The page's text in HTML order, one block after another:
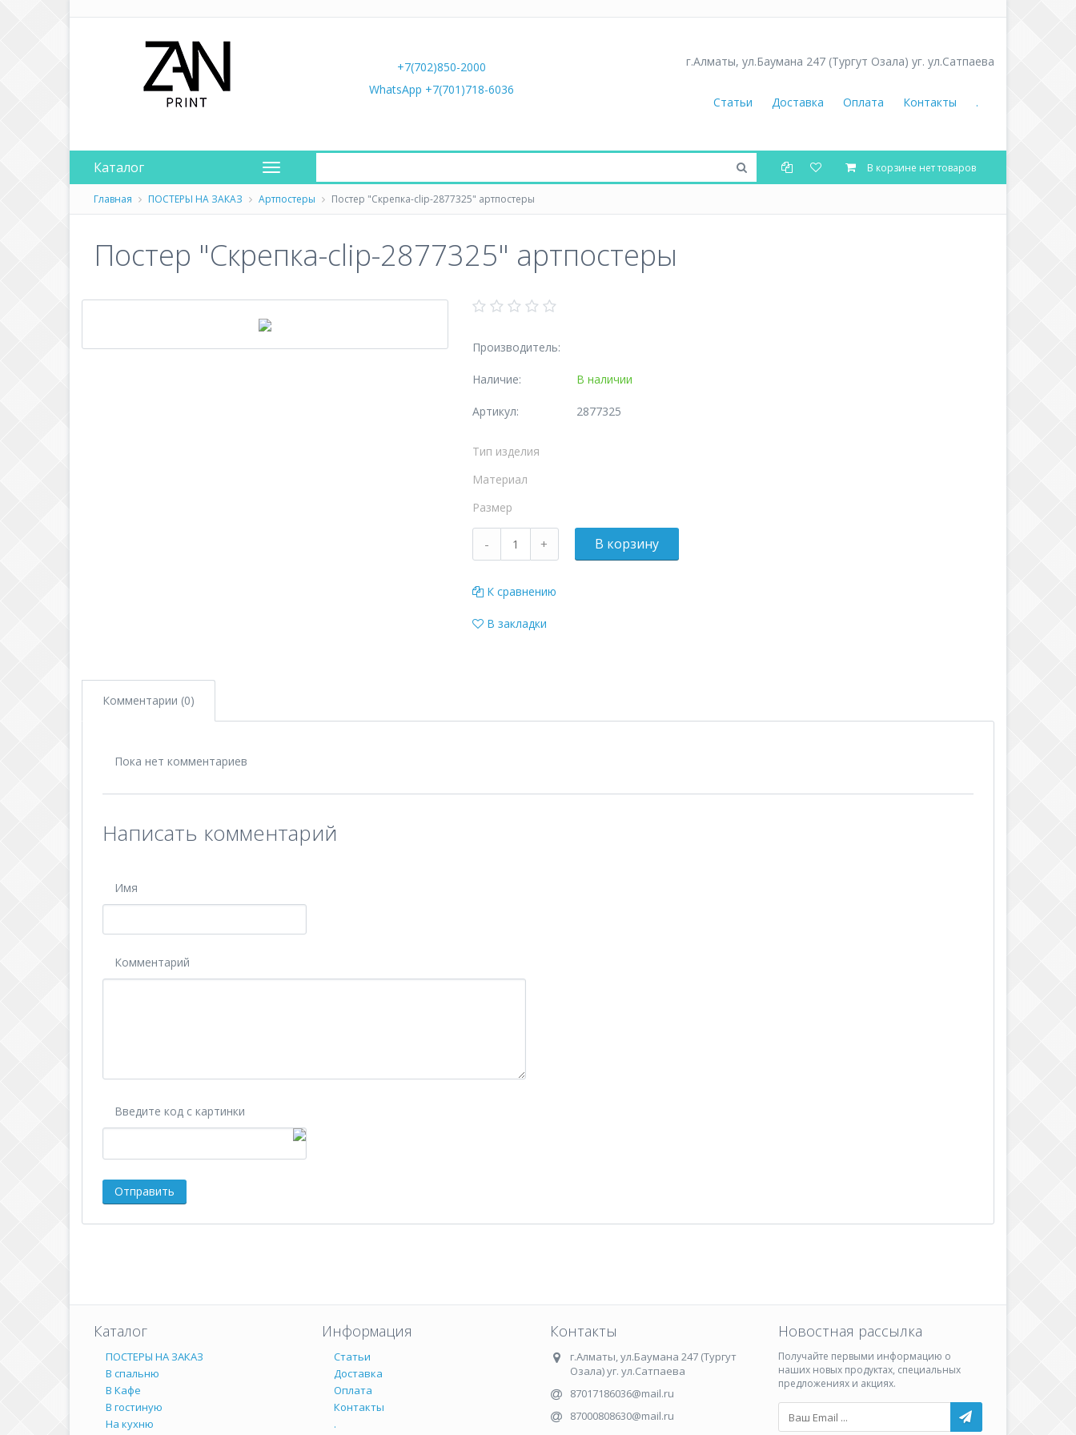
г.Алматы, ул.Баумана 247 (Тургут Озала) уг. ул.Сатпаева
Статьи Доставка Оплата Контакты .
+7(702)850-2000
WhatsApp +7(701)718-6036
Каталог В корзине нет товаров
Главная ПОСТЕРЫ НА ЗАКАЗ Артпостеры Постер "Скрепка-clip-2877325" артпостеры
Постер "Скрепка-clip-2877325" артпостеры
Производитель:
Наличие: В наличии
Артикул: 2877325
Тип изделия
Материал
Размер
К сравнению
В закладки
Комментарии (0)
Пока нет комментариев
Написать комментарий
Имя
Комментарий
Введите код с картинки
Каталог
ПОСТЕРЫ НА ЗАКАЗ
В спальню
В Кафе
В гостиную
На кухню
Информация
Статьи
Доставка
Оплата
Контакты
.
Контакты
г.Алматы,ул.Баумана 247 (Тургут
Озала) уг. ул.Сатпаева
87017186036@mail.ru
87000808630@mail.ru
Новостная рассылка
Получайте первыми информацию о
наших новых продуктах, специальных
предложениях и акциях.